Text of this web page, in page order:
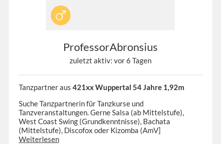
ProfessorAbronsius
zuletzt aktiv: vor 6 Tagen
Tanzpartner aus 421xx Wuppertal 54 Jahre 1,92m
Suche Tanzpartnerin für Tanzkurse und
Tanzveranstaltungen. Gerne Salsa (ab Mittelstufe),
West Coast Swing (Grundkenntnisse), Bachata
(Mittelstufe), Discofox oder Kizomba (AmV]
Weiterlesen